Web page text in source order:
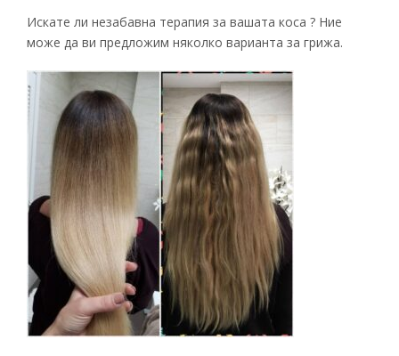
Искате ли незабавна терапия за вашата коса ? Ние
може да ви предложим няколко варианта за грижа.